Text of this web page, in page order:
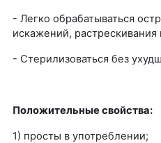
- Легко обрабатываться
искажений,
- Стерилизоваться без
Положительные свойства:
1) просты в употреблении;